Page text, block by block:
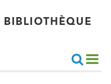
BIBLIOTHÈQUE
Recherche